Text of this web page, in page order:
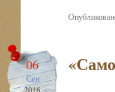
06
Сен
2016